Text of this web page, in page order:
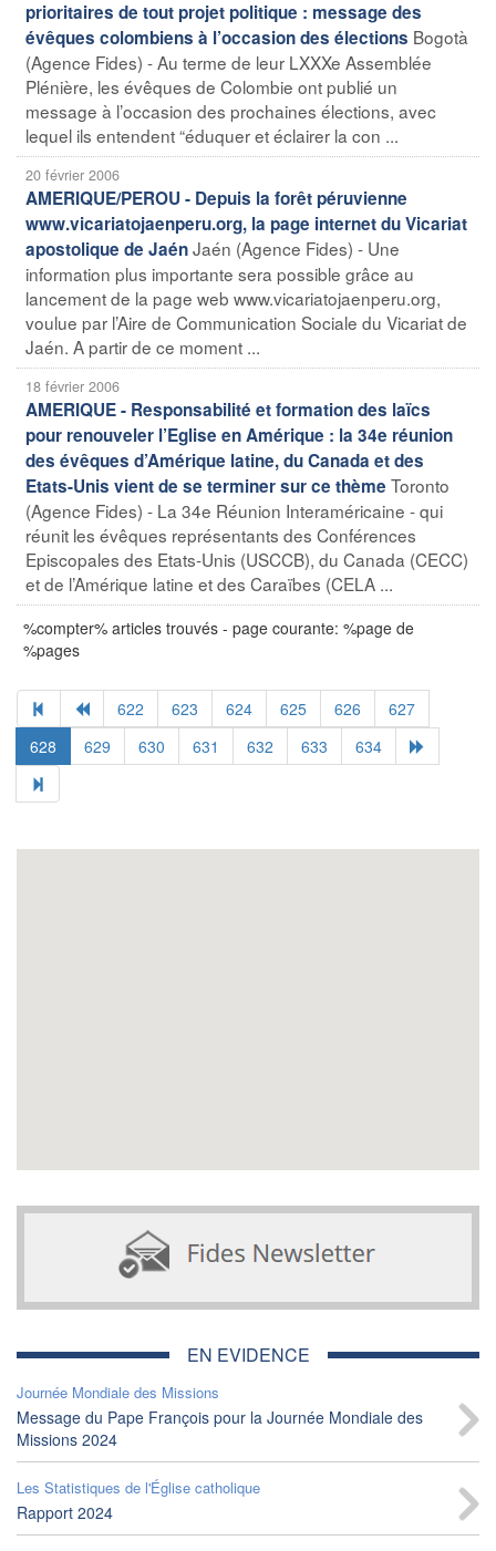
prioritaires de tout projet politique : message des
évêques colombiens à l’occasion des élections Bogotà
(Agence Fides) - Au terme de leur LXXXe Assemblée
Plénière, les évêques de Colombie ont publié un
message à l’occasion des prochaines élections, avec
lequel ils entendent “éduquer et éclairer la con ...
20 février 2006
AMERIQUE/PEROU - Depuis la forêt péruvienne
www.vicariatojaenperu.org, la page internet du Vicariat
apostolique de JaénJaén (Agence Fides) - Une
information plus importante sera possible grâce au
lancement de la page web www.vicariatojaenperu.org,
voulue par l’Aire de Communication Sociale du Vicariat de
Jaén. A partir de ce moment ...
18 février 2006
AMERIQUE - Responsabilité et formation des laïcs
pour renouveler l’Eglise en Amérique : la 34e réunion
des évêques d’Amérique latine, du Canada et des
Etats-Unis vient de se terminer sur ce thème Toronto
(Agence Fides) - La 34e Réunion Interaméricaine - qui
réunit les évêques représentants des Conférences
Episcopales des Etats-Unis (USCCB), du Canada (CECC)
et de l’Amérique latine et des Caraïbes (CELA ...
%compter% articles trouvés - page courante: %page de
%pages
622 623 624 625 626
627
628
629 630 631 632 633 634
EN EVIDENCE
Journée Mondiale des Missions
Message du Pape François pour la Journée Mondiale des
Missions 2024
Les Statistiques de l'Église catholique
Rapport 2024